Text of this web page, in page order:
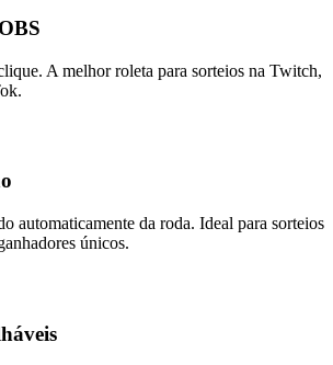
A melhor roleta para sorteios na Twitch,
automaticamente da roda. Ideal para sorteios
únicos.